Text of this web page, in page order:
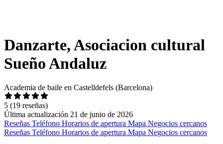
Danzarte, Asociacion cultural
Sueño Andaluz
Academia de baile en Castelldefels (Barcelona)
5 (19 reseñas)
Última actualización 21 de junio de 2026
Reseñas Teléfono Horarios de apertura Mapa Negocios cercanos
Reseñas Teléfono Horarios de apertura Mapa Negocios cercanos